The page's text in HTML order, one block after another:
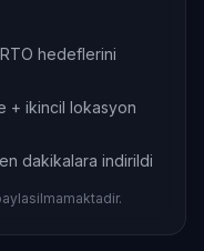
hedeflerini
+ ikincil lokasyon
dakikalara indirildi